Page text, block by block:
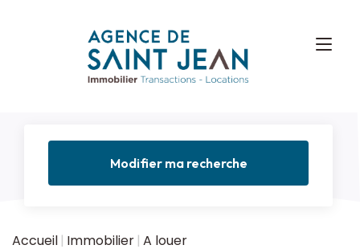
Modifier ma recherche
Accueil Immobilier A louer